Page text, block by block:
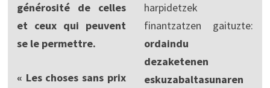
générosité de celles
et ceux qui peuvent
se le permettre.
« Les choses sans prix
harpidetzek
finantzatzen gaituzte:
ordaindu
dezaketenen
eskuzabaltasunaren